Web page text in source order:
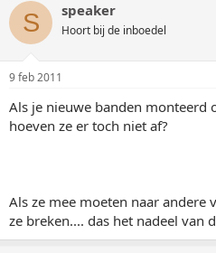
S speaker
Hoort bij de inboedel
9 feb 2011
Als je nieuwe banden monteerd
hoeven ze er toch niet af?
Als ze mee moeten naar andere
ze breken.... das het nadeel van